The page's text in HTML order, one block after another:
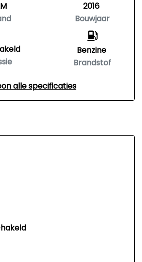
2016
Bouwjaar
Benzine
Brandstof
alle specificaties